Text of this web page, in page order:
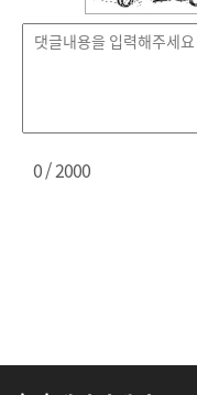
0/ 2000